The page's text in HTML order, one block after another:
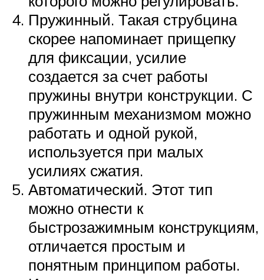
Пружинный. Такая струбцина
скорее напоминает прищепку
для фиксации, усилие
создается за счет работы
пружины внутри конструкции. С
пружинным механизмом можно
работать и одной рукой,
используется при малых
усилиях сжатия.
Автоматический. Этот тип
можно отнести к
быстрозажимным конструкциям,
отличается простым и
понятным принципом работы.